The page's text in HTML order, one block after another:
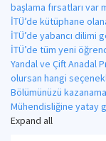
başlama fırsatları var
İTÜ’de kütüphane
İTÜ’de yabancı dilimi
İTÜ’de tüm yeni
Yandal ve Çift Anadal
olursan hangi
Bölümünüzü
Mühendisliğine yatay
Expand all